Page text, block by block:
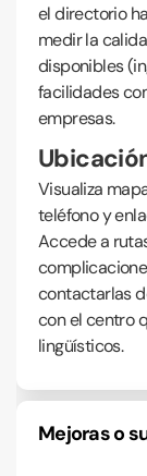
el directorio
medir la
disponibles
facilidades
empresas.
Visualiza
teléfono y
Accede a
contactarlas
con el centro
lingüísticos.
Mejoras o